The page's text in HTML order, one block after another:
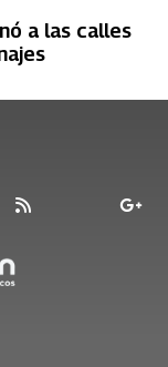
a las calles